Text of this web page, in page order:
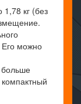
кг (без
можно